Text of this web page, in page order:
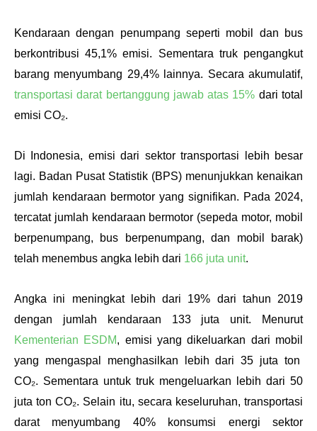
Kendaraan dengan penumpang seperti mobil dan bus
berkontribusi 45,1% emisi. Sementara truk pengangkut
transportasi darat bertanggung jawab atas 15% dari total
emisi CO₂.
Di Indonesia, emisi dari sektor transportasi lebih besar
lagi. Badan Pusat Statistik (BPS) menunjukkan kenaikan
jumlah kendaraan bermotor yang signifikan. Pada 2024,
tercatat jumlah kendaraan bermotor (sepeda motor, mobil
berpenumpang, bus berpenumpang, dan mobil barak)
telah menembus angka lebih dari 166 juta unit.
Angka ini meningkat lebih dari 19% dari tahun 2019
dengan jumlah kendaraan 133 juta unit. Menurut
Kementerian ESDM, emisi yang dikeluarkan dari mobil
yang mengaspal menghasilkan lebih dari 35 juta ton
CO₂. Sementara untuk truk mengeluarkan lebih dari 50
juta ton CO₂. Selain itu, secara keseluruhan, transportasi
darat menyumbang 40% konsumsi energi sektor